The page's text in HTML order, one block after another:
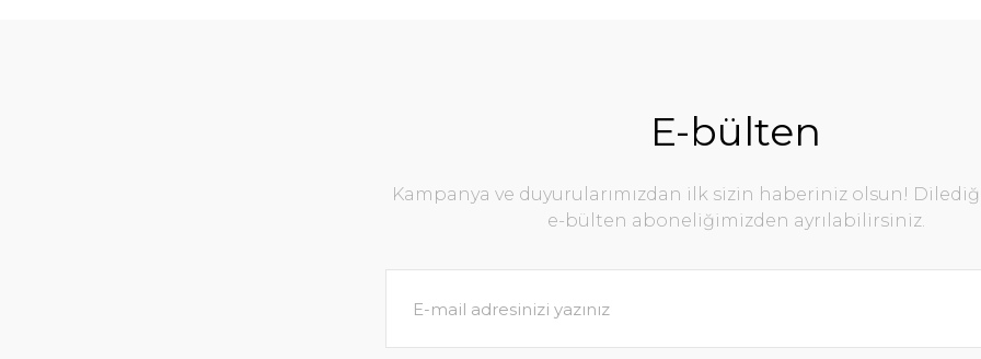
E-bülten
Kampanya ve duyurularımızdan ilk sizin haberiniz olsun!
e-bülten aboneliğimizden ayrılabilirsiniz.